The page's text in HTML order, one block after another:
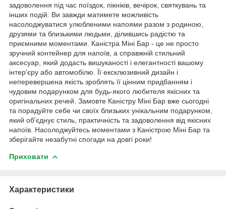
задоволення під час поїздок, пікніків, вечірок, святкувань та
інших подій. Ви завжди матимете можливість
насолоджуватися улюбленими напоями разом з родиною,
друзями та близькими людьми, ділившись радістю та
приємними моментами. Каністра Міні Бар - це не просто
зручний контейнер для напоїв, а справжній стильний
аксесуар, який додасть вишуканості і елегантності вашому
інтер'єру або автомобілю. Її ексклюзивний дизайн і
неперевершена якість зроблять її цінним придбанням і
чудовим подарунком для будь-якого любителя якісних та
оригінальних речей. Замовте Каністру Міні Бар вже сьогодні
та порадуйте себе чи своїх близьких унікальним подарунком,
який об'єднує стиль, практичність та задоволення від якісних
напоїв. Насолоджуйтесь моментами з Каністрою Міні Бар та
зберігайте незабутні спогади на довгі роки!
Приховати
Характеристики